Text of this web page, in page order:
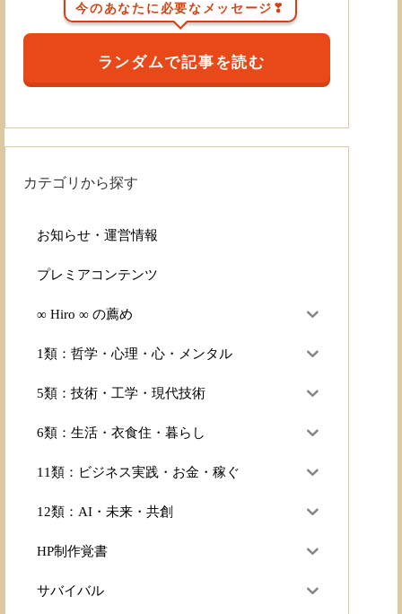
今のあなたに必要なメッセージ❣
ランダムで記事を読む
カテゴリから探す
お知らせ・運営情報
プレミアコンテンツ
∞ Hiro ∞ の薦め
1類：哲学・心理・心・メンタル
5類：技術・工学・現代技術
6類：生活・衣食住・暮らし
11類：ビジネス実践・お金・稼ぐ
12類：AI・未来・共創
HP制作覚書
サバイバル